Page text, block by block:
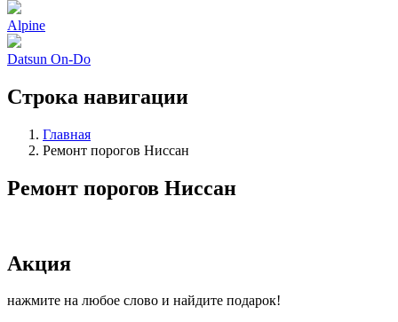
Alpine
Datsun On-Do
Строка навигации
Главная
Ремонт порогов Ниссан
Ремонт порогов Ниссан
Акция
нажмите на любое слово и найдите подарок!